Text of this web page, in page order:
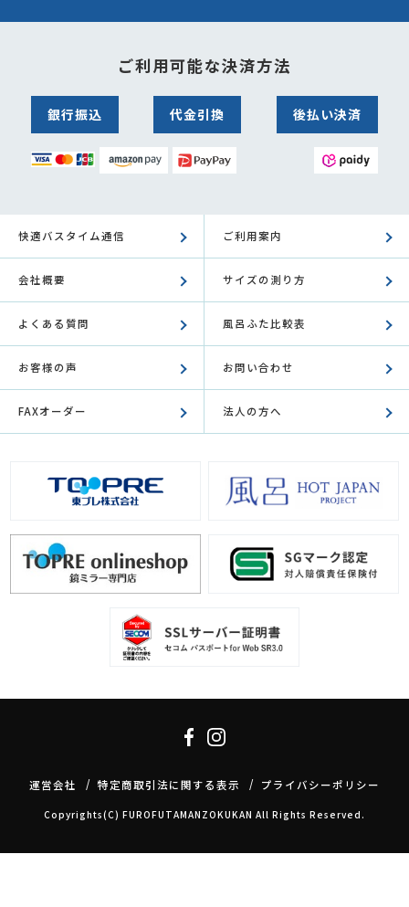
ご利用可能な決済方法
銀行振込 代金引換 後払い決済
快適バスタイム通信 ご利用案内
会社概要 サイズの測り方
よくある質問 風呂ふた比較表
お客様の声 お問い合わせ
FAXオーダー 法人の方へ
運営会社 特定商取引法に関する表示 プライバシーポリシー
Copyrights(C) FUROFUTAMANZOKUKAN All Rights Reserved.